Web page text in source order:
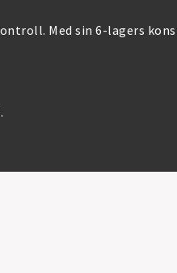
Med sin 6-lagers